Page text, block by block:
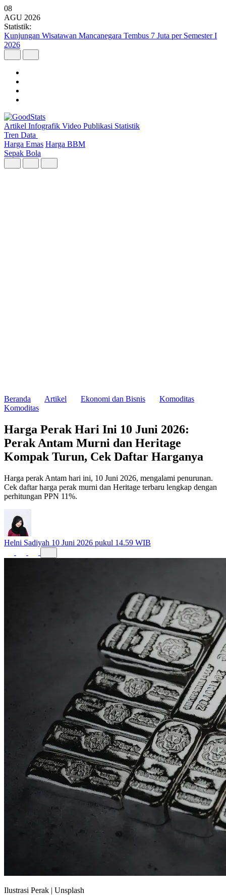
08
AGU 2026
Statistik:
Kunjungan Wisatawan Mancanegara Tembus 7 Juta per Semester I
2026
Artikel Infografik Video Publikasi Statistik
Tren Data
Harga Emas Harga BBM
Sepak Bola
Beranda Artikel Ekonomi dan Bisnis
Komoditas
Komoditas
Harga Perak Hari Ini 10 Juni 2026:
Perak Antam Murni dan Heritage
Kompak Turun, Cek Daftar Harganya
Harga perak Antam hari ini, 10 Juni 2026, mengalami penurunan.
Cek daftar harga perak murni dan Heritage terbaru lengkap dengan
perhitungan PPN 11%.
Helni Sadiyah 10 Juni 2026 pukul 14.59 WIB
Ilustrasi Perak | Unsplash